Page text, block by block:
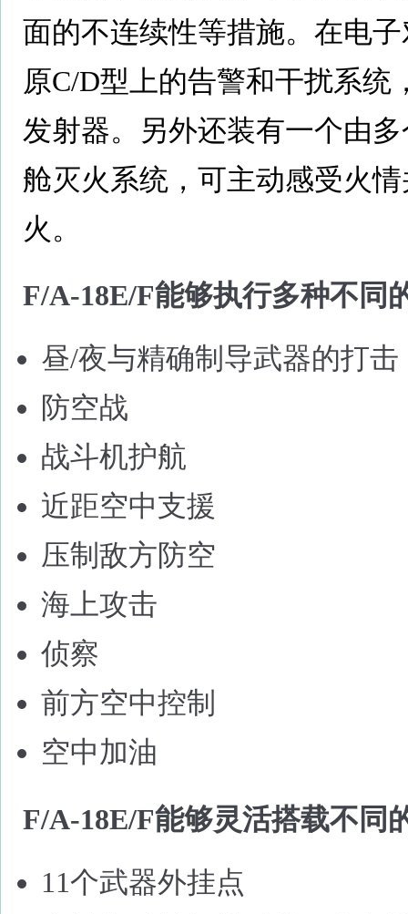
面的不连续性等措施。在电
原C/D型上的告警和干扰系
发射器。另外还装有一个由
舱灭火系统，可主动感受火
火。
F/A-18E/F能够执行多种不同
昼/夜与精确制导武器的打击
防空战
战斗机护航
近距空中支援
压制敌方防空
海上攻击
侦察
前方空中控制
空中加油
F/A-18E/F能够灵活搭载不同
11个武器外挂点